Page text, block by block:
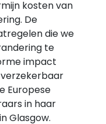
kosten van
De
die we
te
impact
Europese
in haar
Glasgow.